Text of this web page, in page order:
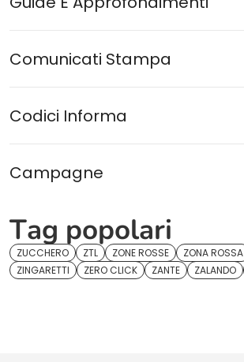
Comunicati Stampa
Codici Informa
Campagne
Tag popolari
ZUCCHERO ZTL ZONE ROSSE ZONA ROSSA
ZINGARETTI
ZERO CLICK ZANTE ZALANDO